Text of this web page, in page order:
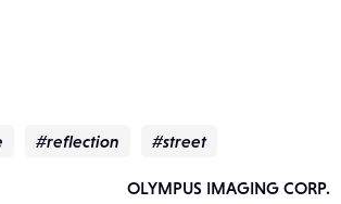
#reflection #street
OLYMPUS IMAGING CORP.